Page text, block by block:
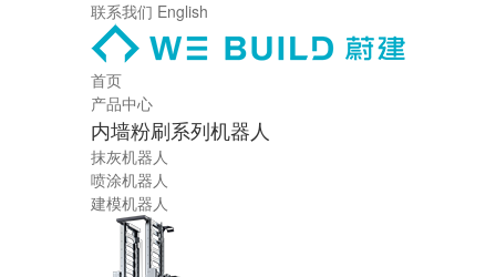
联系我们 English
首页
产品中心
内墙粉刷系列机器人
抹灰机器人
喷涂机器人
建模机器人